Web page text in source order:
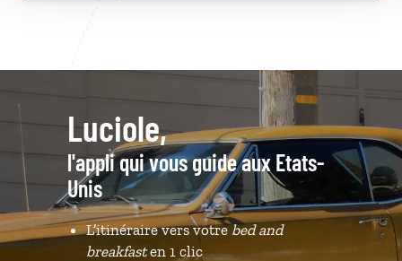
Luciole,
l'appli qui vous guide aux Etats-
Unis
L’itinéraire vers votrebed and
breakfasten 1 clic